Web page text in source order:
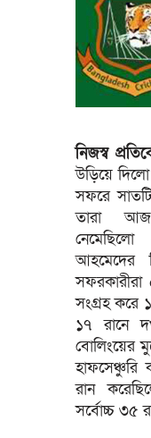
নিজস্ব
উড়িয়ে দিলো
সফরে
তারা আজ
আহমেদের
সংগ্রহ করে
১৭ রানে
বোলিংয়ের
হাফসেঞ্চুরি
রান
সর্বোচ্চ ৩৫